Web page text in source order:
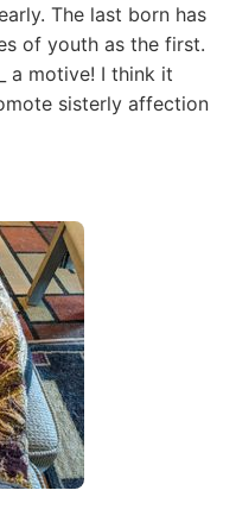
The last born has
of youth as the first.
a motive! I think it
sisterly affection